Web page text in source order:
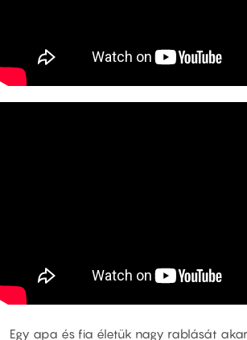
Egy apa és fia életük nagy rablását